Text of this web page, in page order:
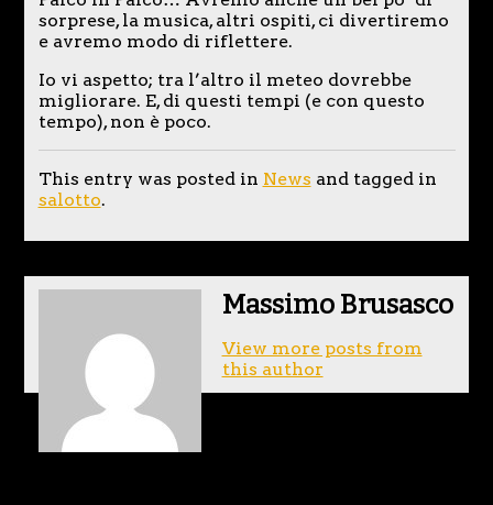
sorprese, la musica, altri ospiti, ci divertiremo
e avremo modo di riflettere.
Io vi aspetto; tra l’altro il meteo dovrebbe
migliorare. E, di questi tempi (e con questo
tempo), non è poco.
This entry was posted in News and tagged in
salotto.
Massimo Brusasco
View more posts from
this author